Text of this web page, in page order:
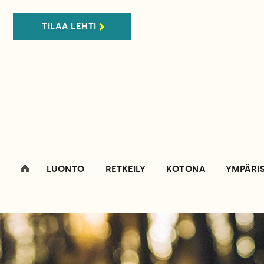
TILAA LEHTI
LUONTO RETKEILY KOTONA